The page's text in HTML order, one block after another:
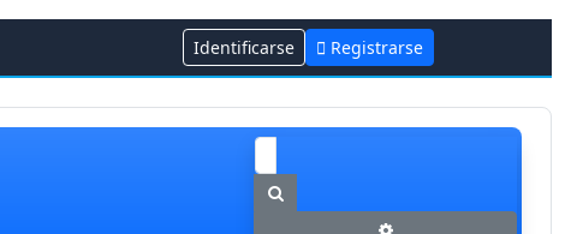
Identificarse Registrarse